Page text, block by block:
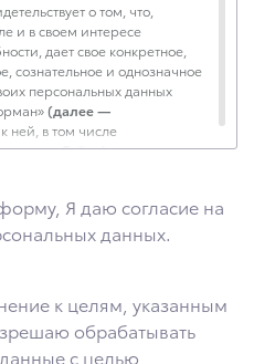
о том, что,
и в своем интересе
дает свое конкретное,
сознательное и однозначное
персональных данных
(далее —
ней, в том числе
— «Сайт»), а также
адрес: г. Москва,
вн.тер. г., тер. Сколково
б-р, д. 42, стр. 1, ЭТАЖ -1,
программным
обеспечения технической
и Оператора
Я даю согласие на
данных.
к целям, указанным
обрабатывать
с целью